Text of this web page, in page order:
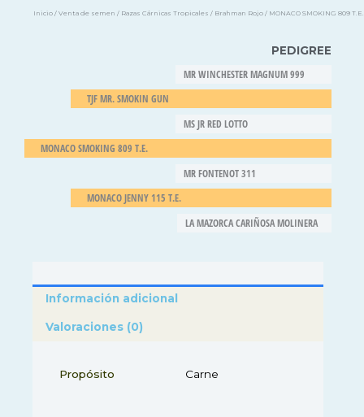
Inicio / Venta de semen / Razas Cárnicas Tropicales / Brahman Rojo / MONACO SMOKING 809 T.E.
PEDIGREE
MR WINCHESTER MAGNUM 999
TJF MR. SMOKIN GUN
MS JR RED LOTTO
MONACO SMOKING 809 T.E.
MR FONTENOT 311
MONACO JENNY 115 T.E.
LA MAZORCA CARIÑOSA MOLINERA
Información adicional
Valoraciones (0)
Propósito Carne